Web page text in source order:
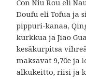
Con Niu Rou eli
Doufu eli Tofua ja
pippuri-kanaa,
kurkkua ja Jiao
kesäkurpitsa
maksavat 9,70e ja
alkukeitto, riisi ja